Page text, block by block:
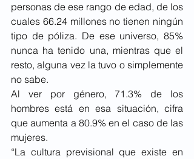
personas de ese rango de edad, de los
cuales 66.24 millones no tienen ningún
tipo de póliza. De ese universo, 85%
nunca ha tenido una, mientras que el
resto, alguna vez la tuvo o simplemente
no sabe.
Al ver por género, 71.3% de los
hombres está en esa situación, cifra
que aumenta a 80.9% en el caso de las
mujeres.
“La cultura previsional que existe en